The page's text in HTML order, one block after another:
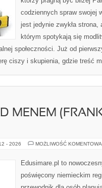
codziennych spraw swojej
jest jedynie zwykła strona,
którym spotykają się
społeczności. Już od
ciszy i skupienia, gdzie treść
MENEM
- 2026 MOŻLIWOŚĆ
Edusimare.pl to
poświęcony niemieckim